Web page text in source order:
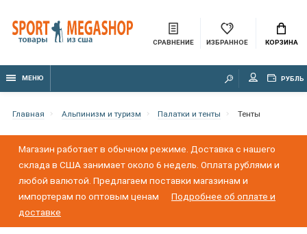
СРАВНЕНИЕ ИЗБРАННОЕ КОРЗИНА
МЕНЮ РУБЛЬ
Главная Альпинизм и туризм Палатки и тенты Тенты
Магазин работает в обычном режиме. Доставка с нашего
склада в США занимает около 6 недель. Оплата рублями и
любой валютой. Предлагаем поставки магазинам и
импортерам по оптовым ценам
Подробнее об оплате и
доставке